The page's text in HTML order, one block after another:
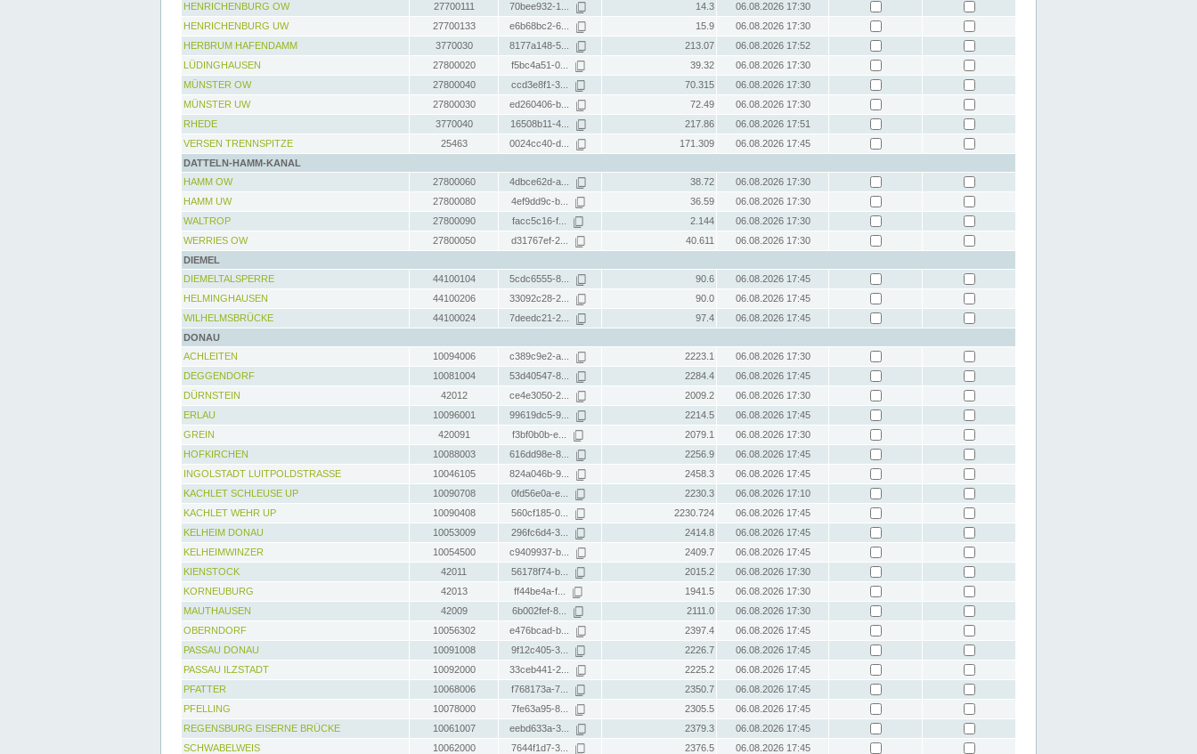
HENRICHENBURG OW
27700111 70bee932-1... 14.3
06.08.2026 17:30
HENRICHENBURG UW
27700133 e6b68bc2-6... 15.9
06.08.2026 17:30
HERBRUM HAFENDAMM
3770030 8177a148-5... 213.07
06.08.2026 17:52
LÜDINGHAUSEN
27800020 f5bc4a51-0... 39.32
06.08.2026 17:30
MÜNSTER OW
27800040 ccd3e8f1-3... 70.315
06.08.2026 17:30
MÜNSTER UW
27800030 ed260406-b... 72.49
06.08.2026 17:30
RHEDE
3770040 16508b11-4... 217.86
06.08.2026 17:51
VERSEN TRENNSPITZE
25463 0024cc40-d... 171.309
06.08.2026 17:45
DATTELN-HAMM-KANAL
HAMM OW
27800060 4dbce62d-a... 38.72
06.08.2026 17:30
HAMM UW
27800080 4ef9dd9c-b... 36.59
06.08.2026 17:30
WALTROP
27800090 facc5c16-f... 2.144
06.08.2026 17:30
WERRIES OW
27800050 d31767ef-2... 40.611
06.08.2026 17:30
DIEMEL
DIEMELTALSPERRE
44100104 5cdc6555-8... 90.6
06.08.2026 17:45
HELMINGHAUSEN
44100206 33092c28-2... 90.0
06.08.2026 17:45
WILHELMSBRÜCKE
44100024 7deedc21-2... 97.4
06.08.2026 17:45
DONAU
ACHLEITEN
10094006 c389c9e2-a... 2223.1
06.08.2026 17:30
DEGGENDORF
10081004 53d40547-8... 2284.4
06.08.2026 17:45
DÜRNSTEIN
42012 ce4e3050-2... 2009.2
06.08.2026 17:30
ERLAU
10096001 99619dc5-9... 2214.5
06.08.2026 17:45
GREIN
420091 f3bf0b0b-e... 2079.1
06.08.2026 17:30
HOFKIRCHEN
10088003 616dd98e-8... 2256.9
06.08.2026 17:45
INGOLSTADT LUITPOLDSTRASSE
10046105 824a046b-9... 2458.3
06.08.2026 17:45
KACHLET SCHLEUSE UP
10090708 0fd56e0a-e... 2230.3
06.08.2026 17:10
KACHLET WEHR UP
10090408 560cf185-0... 2230.724
06.08.2026 17:45
KELHEIM DONAU
10053009 296fc6d4-3... 2414.8
06.08.2026 17:45
KELHEIMWINZER
10054500 c9409937-b... 2409.7
06.08.2026 17:45
KIENSTOCK
42011 56178f74-b... 2015.2
06.08.2026 17:30
KORNEUBURG
42013 ff44be4a-f... 1941.5
06.08.2026 17:30
MAUTHAUSEN
42009 6b002fef-8... 2111.0
06.08.2026 17:30
OBERNDORF
10056302 e476bcad-b... 2397.4
06.08.2026 17:45
PASSAU DONAU
10091008 9f12c405-3... 2226.7
06.08.2026 17:45
PASSAU ILZSTADT
10092000 33ceb441-2... 2225.2
06.08.2026 17:45
PFATTER
10068006 f768173a-7... 2350.7
06.08.2026 17:45
PFELLING
10078000 7fe63a95-8... 2305.5
06.08.2026 17:45
REGENSBURG EISERNE BRÜCKE
10061007 eebd633a-3... 2379.3
06.08.2026 17:45
SCHWABELWEIS
10062000 7644f1d7-3... 2376.5
06.08.2026 17:45